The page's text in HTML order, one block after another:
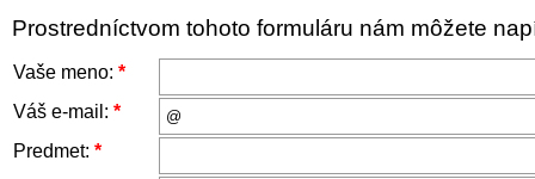
Prostredníctvom tohoto formuláru nám môžete
Vaše meno: *
Váš e-mail: *
Predmet: *